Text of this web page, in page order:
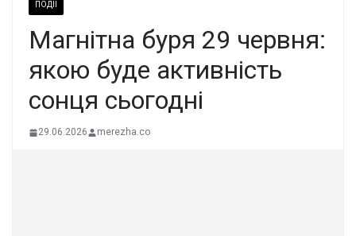
ПОДІЇ
Магнітна буря 29 червня:
якою буде активність
сонця сьогодні
29.06.2026 merezha.co